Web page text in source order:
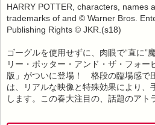
HARRY POTTER, characters, names
trademarks of and © Warner Bros.
Publishing Rights © JKR.(s18)
ゴーグルを使用せずに、肉眼で“直に”
リー・ポッター・アンド・ザ・フォ
版」がついに登場！ 格段の臨場感で
は、リアルな映像と特殊効果により、
します。この春大注目の、話題のアト